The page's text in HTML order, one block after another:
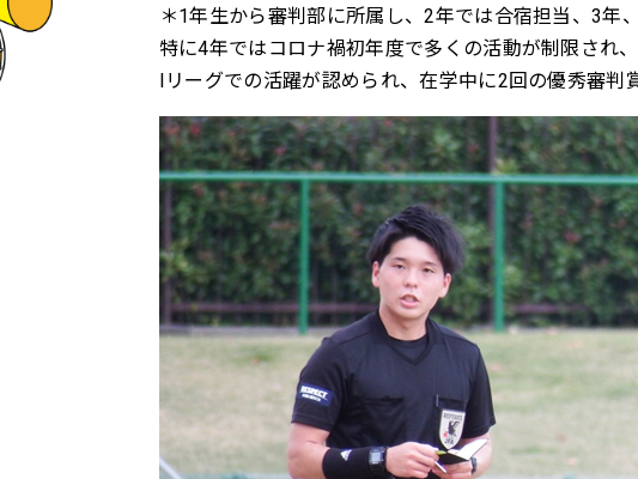
＊1年生から審判部に所属し、2年では合宿担当、3年
特に4年ではコロナ禍初年度で多くの活動が制限され
Iリーグでの活躍が認められ、在学中に2回の優秀審判